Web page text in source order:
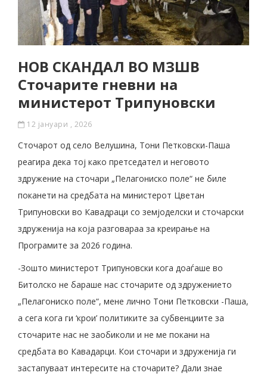
НОВ СКАНДАЛ ВО МЗШВ
Сточарите гневни на
министерот Трипуновски
12 јануари , 2026
Сточарот од село Велушина, Тони Петковски-Паша
реагира дека тој како претседател и неговото
здружение на сточари „Пелагониско поле“ не биле
поканети на средбата на министерот Цветан
Трипуновски во Кавадраци со земјоделски и сточарски
здруженија на која разговараа за креирање на
Програмите за 2026 година.
-Зошто министерот Трипуновски кога доаѓаше во
Битолско не бараше нас сточарите од здружението
„Пелагониско поле“, мене лично Тони Петковски -Паша,
а сега кога ги ‘крои’ политиките за субвенциите за
сточарите нас не заобиколи и не ме покани на
средбата во Кавадарци. Кои сточари и здруженија ги
застапуваат интересите на сточарите? Дали знае